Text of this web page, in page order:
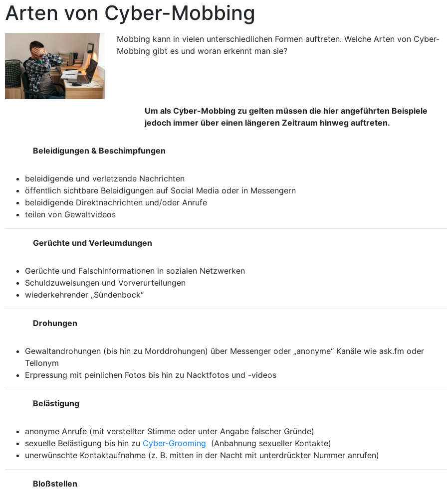
Arten von Cyber-Mobbing
Mobbing kann in vielen unterschiedlichen Formen auftreten. Welche Arten von Cyber-
Mobbing gibt es und woran erkennt man sie?
Um als Cyber-Mobbing zu gelten müssen die hier angeführten Beispiele
jedoch immer über einen längeren Zeitraum hinweg auftreten.
Beleidigungen & Beschimpfungen
beleidigende und verletzende Nachrichten
öffentlich sichtbare Beleidigungen auf Social Media oder in Messengern
beleidigende Direktnachrichten und/oder Anrufe
teilen von Gewaltvideos
Gerüchte und Verleumdungen
Gerüchte und Falschinformationen in sozialen Netzwerken
Schuldzuweisungen und Vorverurteilungen
wiederkehrender „Sündenbock“
Drohungen
Gewaltandrohungen (bis hin zu Morddrohungen) über Messenger oder „anonyme“ Kanäle wie ask.fm oder
Tellonym
Erpressung mit peinlichen Fotos bis hin zu Nacktfotos und -videos
Belästigung
anonyme Anrufe (mit verstellter Stimme oder unter Angabe falscher Gründe)
sexuelle Belästigung bis hin zu Cyber-Grooming (Anbahnung sexueller Kontakte)
unerwünschte Kontaktaufnahme (z. B. mitten in der Nacht mit unterdrückter Nummer anrufen)
Bloßstellen